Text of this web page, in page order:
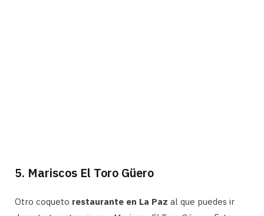
5. Mariscos El Toro Güero
Otro coqueto restaurante en La Paz al que puedes ir